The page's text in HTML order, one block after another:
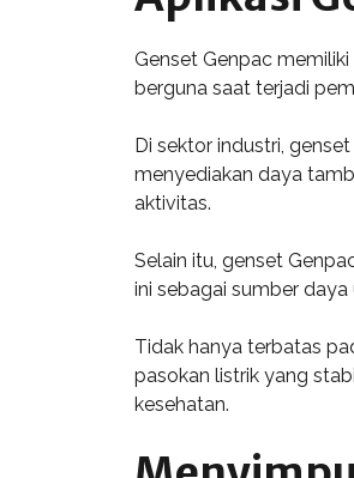
Genset Genpac
berguna saat terjadi
Di sektor industri,
menyediakan daya
aktivitas.
Selain itu, genset
ini sebagai sumber
Tidak hanya terbatas
pasokan listrik yang
kesehatan.